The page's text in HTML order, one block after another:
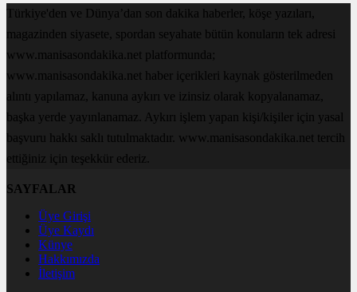
Türkiye'den ve Dünya’dan son dakika haberler, köşe yazıları,
magazinden siyasete, spordan seyahate bütün konuların tek adresi
www.manisasondakika.net platformunda;
www.manisasondakika.net haber içerikleri kaynak gösterilmeden
alıntı yapılamaz, kanuna aykırı ve izinsiz olarak kopyalanamaz,
başka yerde yayınlanamaz. Aykırı işlem yapan kişi/kişiler için yasal
başvuru hakkı saklı tutulmaktadır. www.manisasondakika.net tercih
ettiğiniz için teşekkür ederiz.
SAYFALAR
Üye Girişi
Üye Kaydı
Künye
Hakkımızda
İletişim